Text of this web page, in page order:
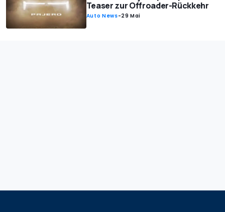
Teaser zur Offroader-Rückkehr
Auto News-29 Mai